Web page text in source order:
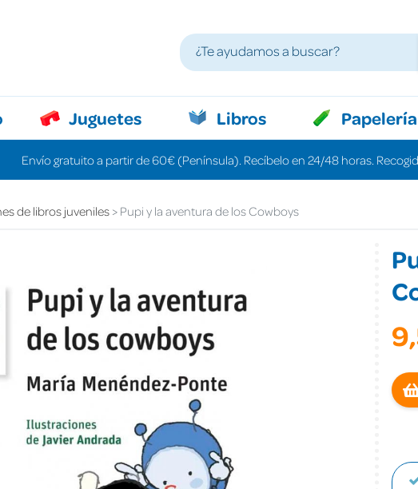
Juguetes Libros Papelería
Envío gratuito a partir de 60€ (Península). Recíbelo en 24/48 horas.
de libros juveniles Pupi y la aventura de los Cowboys